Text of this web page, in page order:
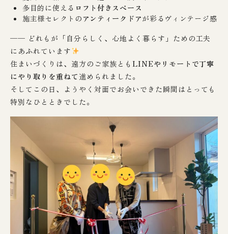
多目的に使える ロフト付きスペース
施主様セレクトの アンティークドアが彩るヴィンテージ感
── どれもが「自分らしく、心地よく暮らす」ための工夫
にあふれています
住まいづくりは、遠方のご家族とも LINEやリモートで丁寧
にやり取りを重ねて 進められました。
そしてこの日、ようやく対面でお会いできた瞬間はとっても
特別なひとときでした。